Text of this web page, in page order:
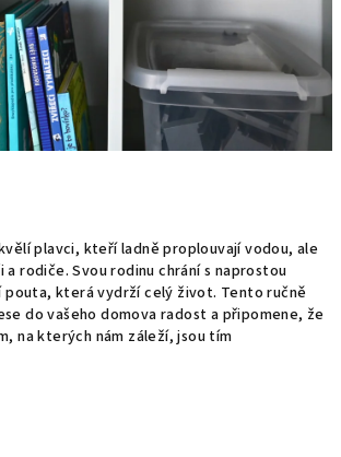
plavci, kteří ladně proplouvají vodou, ale
rodiče. Svou rodinu chrání s naprostou
která vydrží celý život. Tento ručně
do vašeho domova radost a připomene, že
na kterých nám záleží, jsou tím